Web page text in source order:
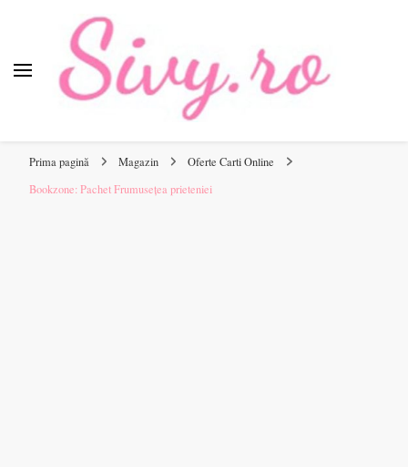
online pentru tine. ❤️
Prima pagină Magazin
Oferte Carti Online
Bookzone: Pachet Frumusețea prieteniei